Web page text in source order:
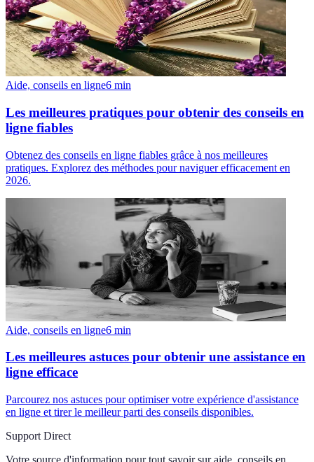
Aide, conseils en ligne6 min
Les meilleures pratiques pour obtenir des conseils en
ligne fiables
Obtenez des conseils en ligne fiables grâce à nos meilleures
pratiques. Explorez des méthodes pour naviguer efficacement en
2026.
Aide, conseils en ligne6 min
Les meilleures astuces pour obtenir une assistance en
ligne efficace
Parcourez nos astuces pour optimiser votre expérience d'assistance
en ligne et tirer le meilleur parti des conseils disponibles.
Support Direct
Votre source d'information pour tout savoir sur aide, conseils en